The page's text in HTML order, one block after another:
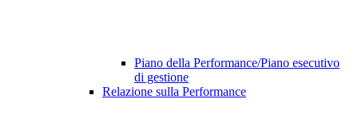
Piano della Performance/Piano esecutivo
di gestione
Relazione sulla Performance